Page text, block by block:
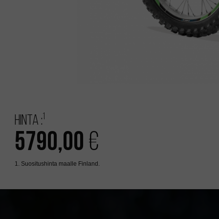
Hinta :1
5790,00 €
1. Suositushinta maalle Finland.